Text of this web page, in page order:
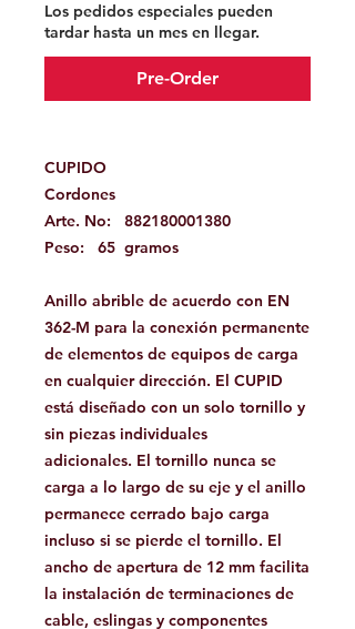
Los pedidos especiales pueden
tardar hasta un mes en llegar.
Pre-Order
CUPIDO
Cordones
Arte. No:
882180001380
Peso:
65 gramos
Anillo abrible de acuerdo con EN
362-M para la conexión permanente
de elementos de equipos de carga
en cualquier dirección. El CUPID
está diseñado con un solo tornillo y
sin piezas individuales
adicionales. El tornillo nunca se
carga a lo largo de su eje y el anillo
permanece cerrado bajo carga
incluso si se pierde el tornillo. El
ancho de apertura de 12 mm facilita
la instalación de terminaciones de
cable, eslingas y componentes